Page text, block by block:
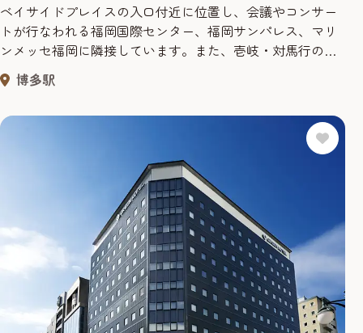
ベイサイドプレイスの入口付近に位置し、会議やコンサー
トが行なわれる福岡国際センター、福岡サンパレス、マリ
ンメッセ福岡に隣接しています。また、壱岐・対馬行の
フェリー乗場にも近く、都市高速の築港ランプもすぐで
す。 客室数：44室／レストラン数：1軒
博多駅